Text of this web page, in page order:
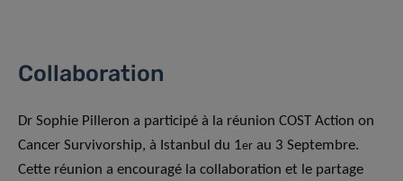
Collaboration
Dr Sophie Pilleron a participé à la réunion COST Action on
Cancer Survivorship, à Istanbul du 1er au 3 Septembre.
Cette réunion a encouragé la collaboration et le partage